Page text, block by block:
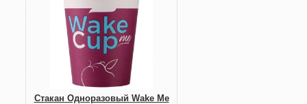
Стакан Одноразовый Wake Me